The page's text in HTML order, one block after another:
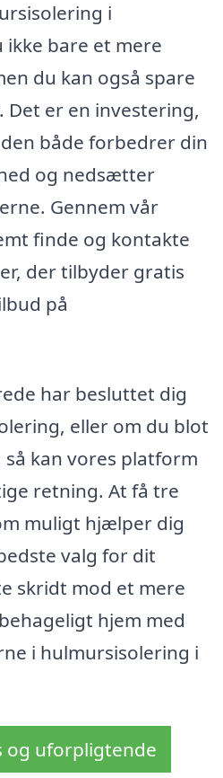
i
bare et mere
du kan også spare
Det er en investering,
både forbedrer din
og nedsætter
Gennem vår
finde og kontakte
der tilbyder gratis
på
har besluttet dig
eller om du blot
kan vores platform
retning. At få tre
muligt hjælper dig
valg for dit
skridt mod et mere
hjem med
i hulmursisolering i
og uforpligtende